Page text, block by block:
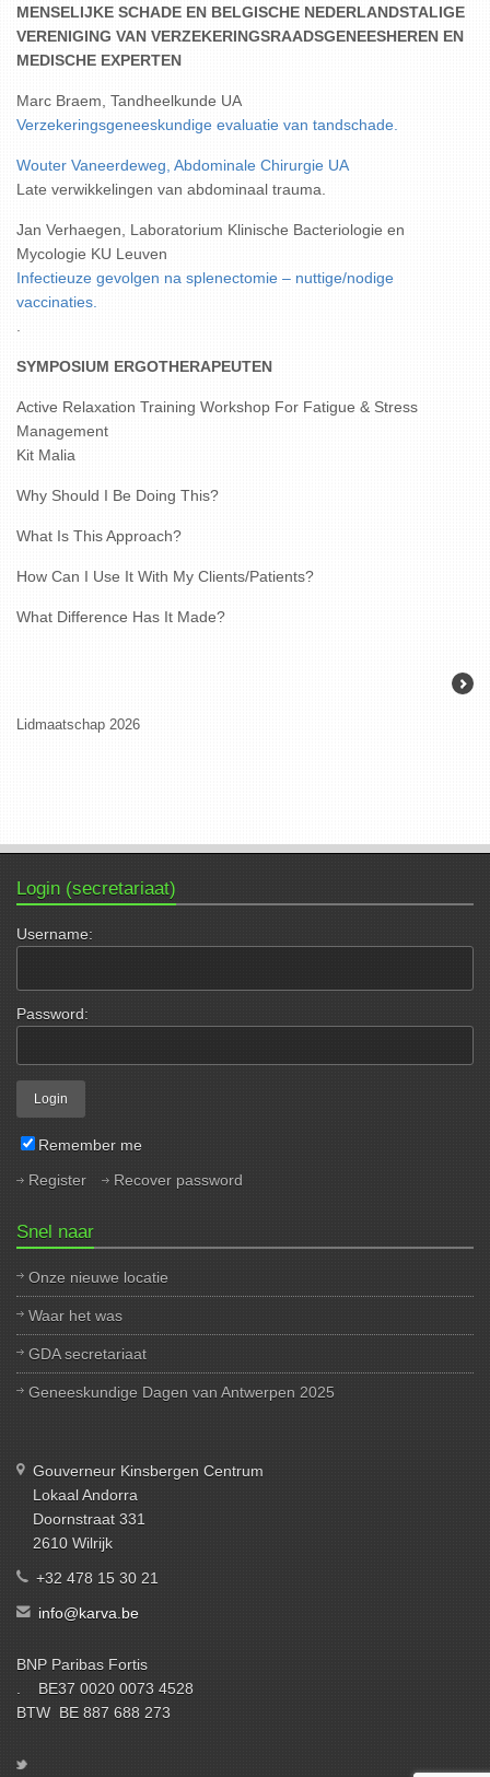
MENSELIJKE SCHADE EN BELGISCHE NEDERLANDSTALIGE
VERENIGING VAN VERZEKERINGSRAADSGENEESHEREN EN
MEDISCHE EXPERTEN
Marc Braem, Tandheelkunde UA
Verzekeringsgeneeskundige evaluatie van tandschade.
Wouter Vaneerdeweg, Abdominale Chirurgie UA
Late verwikkelingen van abdominaal trauma.
Jan Verhaegen, Laboratorium Klinische Bacteriologie en
Mycologie KU Leuven
Infectieuze gevolgen na splenectomie – nuttige/nodige
vaccinaties.
SYMPOSIUM ERGOTHERAPEUTEN
Active Relaxation Training Workshop For Fatigue & Stress
Management
Kit Malia
Why Should I Be Doing This?
What Is This Approach?
How Can I Use It With My Clients/Patients?
What Difference Has It Made?
Lidmaatschap 2026
Login (secretariaat)
Username:
Password:
Remember me
Register
Recover password
Snel naar
Onze nieuwe locatie
Waar het was
GDA secretariaat
Geneeskundige Dagen van Antwerpen 2025
Gouverneur Kinsbergen Centrum
Lokaal Andorra
Doornstraat 331
2610 Wilrijk
+32 478 15 30 21
info@karva.be
BNP Paribas Fortis
. BE37 0020 0073 4528
BTW BE 887 688 273